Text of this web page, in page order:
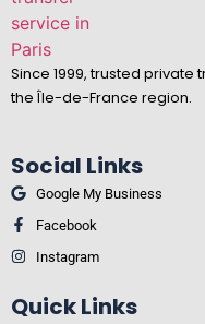
Since 1999, trusted
the Île-de-France region.
Social Links
Google My Business
Facebook
Instagram
Quick Links